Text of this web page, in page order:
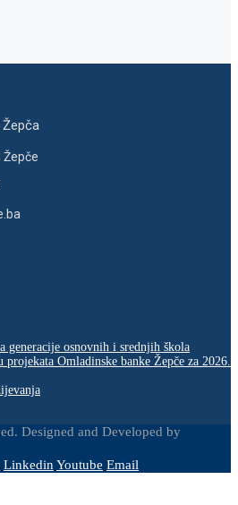
Žepče
generacije osnovnih i srednjih škola
Omladinske banke Žepče za 2026.
Designed and Developed by
LinkedinYoutube Email